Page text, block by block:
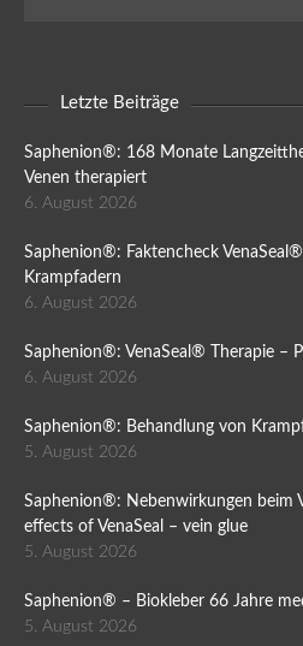
Letzte Beiträge
Saphenion®: 168 Monate
Venen therapiert
6. August 2026
Saphenion®: Faktencheck
Krampfadern
6. August 2026
Saphenion®: VenaSeal® Therapie –
6. August 2026
Saphenion®: Behandlung von
5. August 2026
Saphenion®: Nebenwirkungen beim
effects of VenaSeal – vein glue
5. August 2026
Saphenion® – Biokleber 66 Jahre
5. August 2026